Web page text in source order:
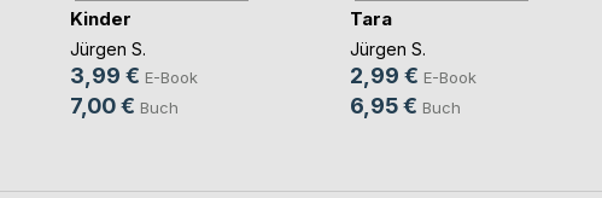
Kinder
Jürgen S.
3,99 € E-Book
7,00 € Buch
Tara
Jürgen S.
2,99 € E-Book
6,95 € Buch